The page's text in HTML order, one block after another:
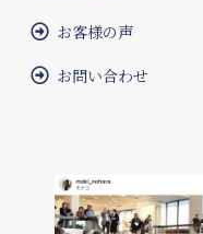
お客様の声
お問い合わせ